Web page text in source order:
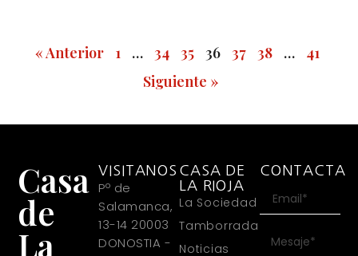
« Anterior 1 … 34 35 36 37 38 …
41
Siguiente »
Casa
de
La
VISITANOS
Pº de
Salamanca,
13-14 20003
DONOSTIA -
CASA DE
LA RIOJA
La Sociedad
Tamborrada
Noticias
CONTACTA